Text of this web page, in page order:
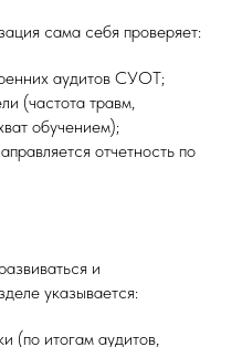
сама себя проверяет:
аудитов СУОТ;
(частота травм,
обучением);
отчетность по
и
указывается:
(по итогам аудитов,